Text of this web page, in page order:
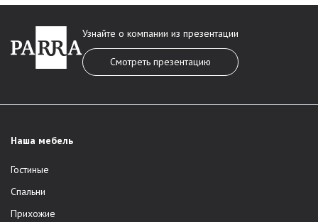
Наша мебель
Гостиные
Спальни
Прихожие
Узнайте о компании из презентации
Смотреть презентацию